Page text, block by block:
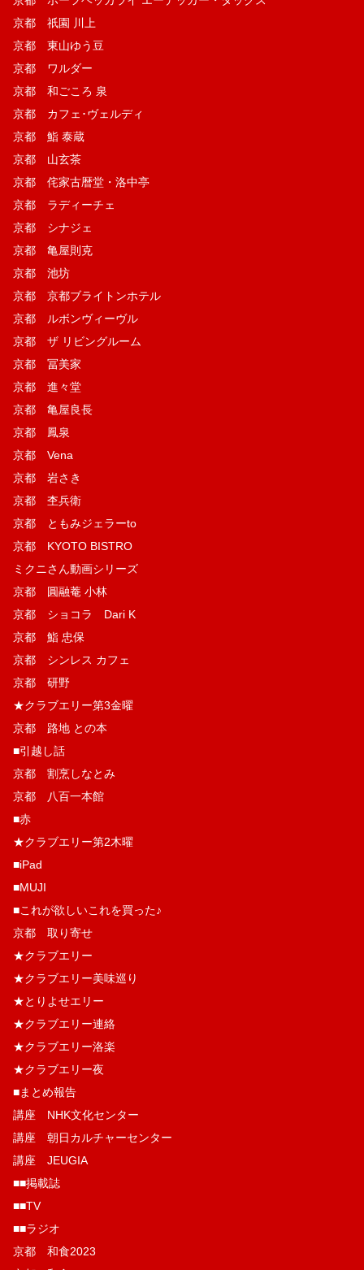
京都 祇園 川上
京都 東山ゆう豆
京都 ワルダー
京都 和ごころ 泉
京都 カフェ･ヴェルディ
京都 鮨 泰蔵
京都 山玄茶
京都 侘家古暦堂・洛中亭
京都 ラディーチェ
京都 シナジェ
京都 亀屋則克
京都 池坊
京都 京都ブライトンホテル
京都 ルボンヴィーヴル
京都 ザ リビングルーム
京都 冨美家
京都 進々堂
京都 亀屋良長
京都 鳳泉
京都 Vena
京都 岩さき
京都 杢兵衛
京都 ともみジェラーto
京都 KYOTO BISTRO
ミクニさん動画シリーズ
京都 圓融菴 小林
京都 ショコラ Dari K
京都 鮨 忠保
京都 シンレス カフェ
京都 研野
★クラブエリー第3金曜
京都 路地 との本
■引越し話
京都 割烹しなとみ
京都 八百一本館
■赤
★クラブエリー第2木曜
■iPad
■MUJI
■これが欲しいこれを買った♪
京都 取り寄せ
★クラブエリー
★クラブエリー美味巡り
★とりよせエリー
★クラブエリー連絡
★クラブエリー洛楽
★クラブエリー夜
■まとめ報告
講座 NHK文化センター
講座 朝日カルチャーセンター
講座 JEUGIA
■■掲載誌
■■TV
■■ラジオ
京都 和食2023